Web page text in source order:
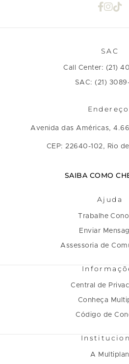
SAC
Call Center: (21)
SAC: (21) 3089-
Avenida das Américas,
CEP: 22640-102, Rio
SAIBA COMO
Ajuda
Trabalhe
Enviar
Assessoria de
Central de
Conheça
Código de
A Multiplan